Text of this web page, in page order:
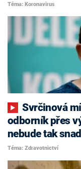
Téma: Koronavirus
Svrčinová místo hlavní hygieničky
odborník přes
nebude tak
Téma: Zdravotnictví